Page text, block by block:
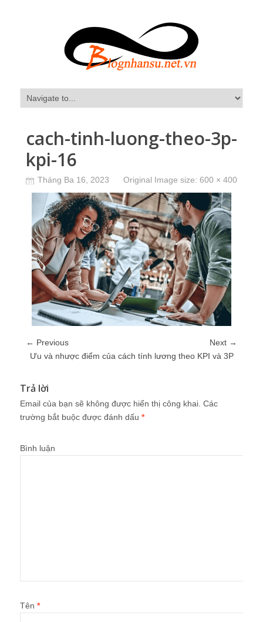
cach-tinh-luong-theo-3p-
kpi-16
Tháng Ba 16, 2023 Original Image size: 600 × 400
← Previous
Next →
Ưu và nhược điểm của cách tính lương theo KPI và 3P
Trả lời
Email của bạn sẽ không được hiển thị công khai. Các
trường bắt buộc được đánh dấu *
Bình luận
Tên *